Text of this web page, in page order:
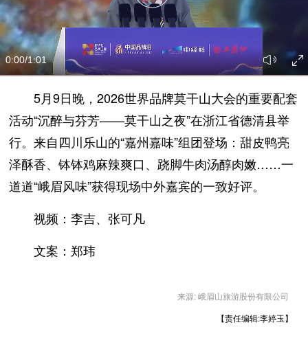
0:00/1:01
5月9日晚，2026世界品牌莫干山大会的重要配套
活动“沉醉与芬芳——莫干山之夜”在浙江省德清县举
行。来自四川乐山的“嘉州嘉味”组团登场：甜皮鸭亮
泽酥香、钵钵鸡麻辣爽口、跷脚牛肉汤醇肉嫩……一
道道“峨眉风味”获得现场中外嘉宾的一致好评。
视频：李吉、张可凡
文案：郑玮
来源: 峨眉山旅游股份有限公司
【责任编辑:李婷玉】